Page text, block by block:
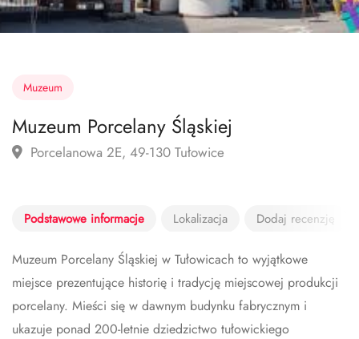
Muzeum
Muzeum Porcelany Śląskiej
Porcelanowa 2E, 49-130 Tułowice
Podstawowe informacje Lokalizacja Dodaj recenzję
Muzeum Porcelany Śląskiej w Tułowicach to wyjątkowe
miejsce prezentujące historię i tradycję miejscowej produkcji
porcelany. Mieści się w dawnym budynku fabrycznym i
ukazuje ponad 200-letnie dziedzictwo tułowickiego